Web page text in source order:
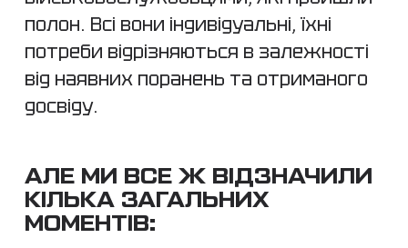
полон. Всі вони індивідуальні, їхні
потреби відрізняються в залежності
від наявних поранень та отриманого
досвіду.
АЛЕ МИ ВСЕ Ж ВІДЗНАЧИЛИ
КІЛЬКА ЗАГАЛЬНИХ
МОМЕНТІВ: